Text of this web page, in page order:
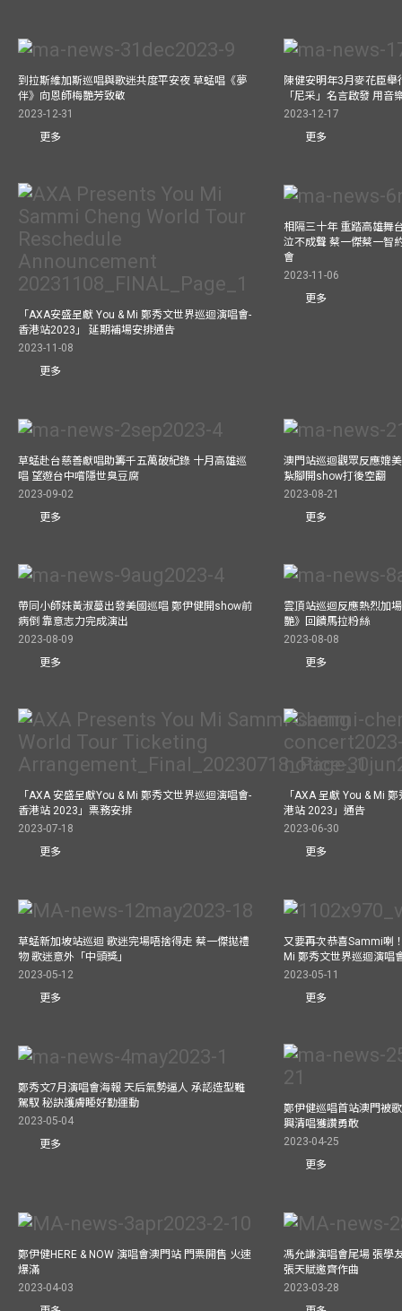
到拉斯維加斯巡唱與歌迷共度平安夜 草蜢唱《夢
伴》向恩師梅艷芳致敬
2023-12-31
更多
陳健安明年3月麥花臣
「尼采」名言啟發 用音
2023-12-17
更多
「AXA安盛呈獻 You & Mi 鄭秀文世界巡迴演唱會-
香港站2023」 延期補場安排通告
2023-11-08
更多
相隔三十年 重踏高雄舞
泣不成聲 蔡一傑蔡一智
會
2023-11-06
更多
草蜢赴台慈善獻唱助籌千五萬破紀錄 十月高雄巡
唱 望遊台中嚐隱世臭豆腐
2023-09-02
更多
澳門站巡迴觀眾反應媲
紥腳開show打後空翻
2023-08-21
更多
帶同小師妹黃淑蔓出發美國巡唱 鄭伊健開show前
病倒 靠意志力完成演出
2023-08-09
更多
雲頂站巡迴反應熱烈加
艷》回饋馬拉粉絲
2023-08-08
更多
「AXA 安盛呈獻You & Mi 鄭秀文世界巡迴演唱會-
香港站 2023」票務安排
2023-07-18
更多
「AXA 呈獻 You & Mi
港站 2023」通告
2023-06-30
更多
草蜢新加坡站巡迴 歌迷完場唔捨得走 蔡一傑拋禮
物 歌迷意外「中頭獎」
2023-05-12
更多
又要再次恭喜Sammi喇
Mi 鄭秀文世界巡迴演唱
2023-05-11
更多
鄭秀文7月演唱會海報 天后氣勢逼人 承認造型難
駕馭 秘訣護膚睡好勤運動
2023-05-04
更多
鄭伊健巡唱首站澳門被
興清唱獲讚勇敢
2023-04-25
更多
鄭伊健HERE & NOW 演唱會澳門站 門票開售 火速
爆滿
2023-04-03
馮允謙演唱會尾場 張學
張天賦邀齊作曲
2023-03-28